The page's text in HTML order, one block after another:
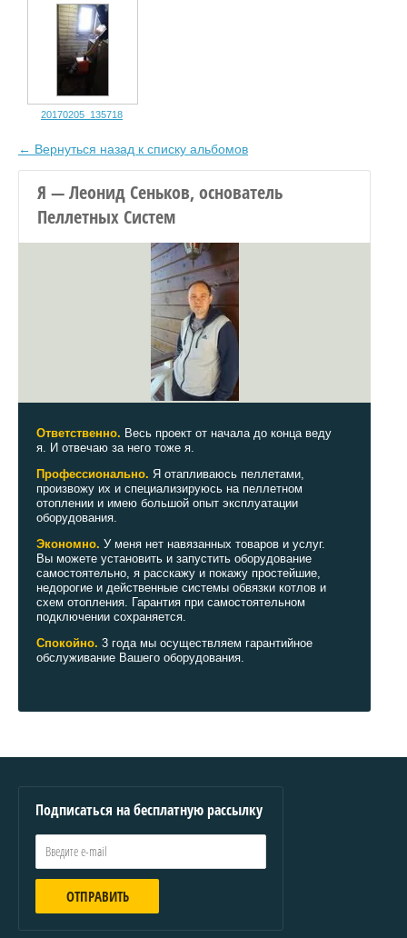
Я — Леонид Сеньков, основатель
Пеллетных Систем
Ответственно. Весь проект от начала до конца веду
я. И отвечаю за него тоже я.
Профессионально. Я отапливаюсь пеллетами,
произвожу их и специализируюсь на пеллетном
отоплении и имею большой опыт эксплуатации
оборудования.
Экономно. У меня нет навязанных товаров и услуг.
Вы можете установить и запустить оборудование
самостоятельно, я расскажу и покажу простейшие,
недорогие и действенные системы обвязки котлов и
схем отопления. Гарантия при самостоятельном
подключении сохраняется.
Спокойно. 3 года мы осуществляем гарантийное
обслуживание Вашего оборудования.
20170205_135718
← Вернуться назад к списку альбомов
Подписаться на бесплатную рассылку
ОТПРАВИТЬ